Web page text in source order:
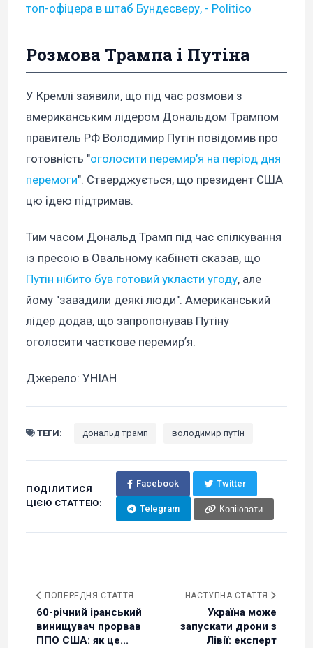
топ-офіцера в штаб Бундесверу, - Politico
Розмова Трампа і Путіна
У Кремлі заявили, що під час розмови з
американським лідером Дональдом Трампом
правитель РФ Володимир Путін повідомив про
готовність "оголосити перемир’я на період дня
перемоги". Стверджується, що президент США
цю ідею підтримав.
Тим часом Дональд Трамп під час спілкування
із пресою в Овальному кабінеті сказав, що
Путін нібито був готовий укласти угоду, але
йому "завадили деякі люди". Американський
лідер додав, що запропонував Путіну
оголосити часткове перемирʼя.
Джерело: УНІАН
ТЕГИ: дональд трамп володимир путін
ПОДІЛИТИСЯ
ЦІЄЮ СТАТТЕЮ:
Facebook Twitter
Telegram Копіювати
ПОПЕРЕДНЯ СТАТТЯ
60-річний іранський
винищувач прорвав
ППО США: як це...
НАСТУПНА СТАТТЯ
Україна може
запускати дрони з
Лівії: експерт